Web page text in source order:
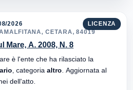
LICENZA
2026
CETARA, 84019
Mare, A. 2008, N. 8
è l'ente che ha rilasciato la
, categoria altro
dell'atto.